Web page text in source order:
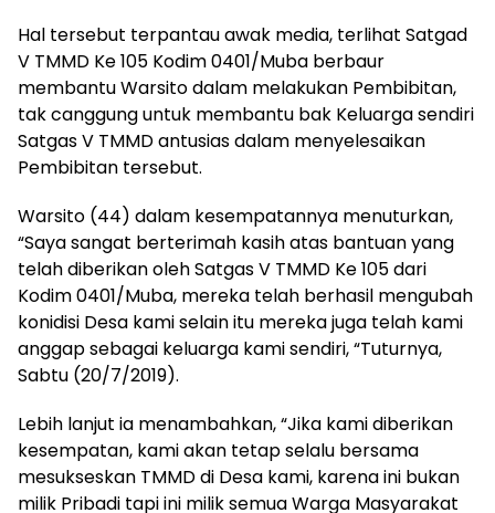
Hal tersebut terpantau awak media, terlihat Satgad
V TMMD Ke 105 Kodim 0401/Muba berbaur
membantu Warsito dalam melakukan Pembibitan,
tak canggung untuk membantu bak Keluarga sendiri
Satgas V TMMD antusias dalam menyelesaikan
Pembibitan tersebut.
Warsito (44) dalam kesempatannya menuturkan,
“Saya sangat berterimah kasih atas bantuan yang
telah diberikan oleh Satgas V TMMD Ke 105 dari
Kodim 0401/Muba, mereka telah berhasil mengubah
konidisi Desa kami selain itu mereka juga telah kami
anggap sebagai keluarga kami sendiri, “Tuturnya,
Sabtu (20/7/2019).
Lebih lanjut ia menambahkan, “Jika kami diberikan
kesempatan, kami akan tetap selalu bersama
mesukseskan TMMD di Desa kami, karena ini bukan
milik Pribadi tapi ini milik semua Warga Masyarakat